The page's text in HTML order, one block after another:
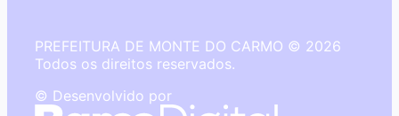
PREFEITURA DE MONTE DO CARMO © 2026
Todos os direitos reservados.
© Desenvolvido por